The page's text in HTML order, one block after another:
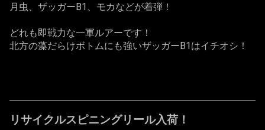
月虫、ザッガーB1、モカなどが着弾！
どれも即戦力な一軍ルアーです！
北方の藻だらけボトムにも強いザッガーB1はイチオシ！
リサイクルスピニングリール入荷！